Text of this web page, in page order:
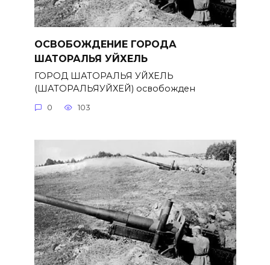
ОСВОБОЖДЕНИЕ ГОРОДА
ШАТОРАЛЬЯ УЙХЕЛЬ
ГОРОД ШАТОРАЛЬЯ УЙХЕЛЬ
(ШАТОРАЛЬЯУЙХЕЙ) освобожден
0 103